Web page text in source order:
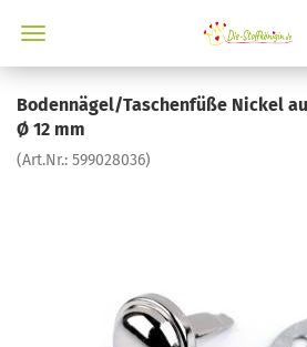
Bodennägel/Taschenfüße Nickel
Ø 12 mm
(Art.Nr.: 599028036)